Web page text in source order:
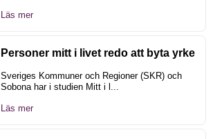
Läs mer
Personer mitt i livet redo att byta yrke
Sveriges Kommuner och Regioner (SKR) och
Sobona har i studien Mitt i l...
Läs mer